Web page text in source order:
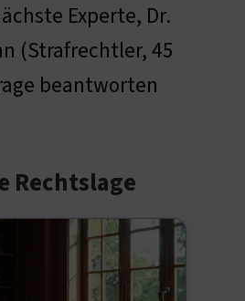
Experte, Dr.
(Strafrechtler, 45
beantworten
Rechtslage